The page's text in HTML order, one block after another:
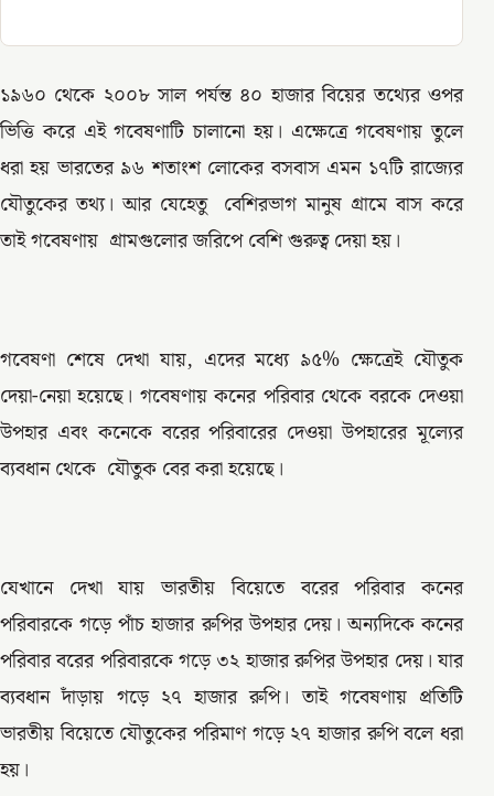
১৯৬০ থেকে ২০০৮ সাল পর্যন্ত ৪০ হাজার বিয়ের তথ্যের ওপর
ভিত্তি করে এই গবেষণাটি চালানো হয়। এক্ষেত্রে গবেষণায় তুলে
ধরা হয় ভারতের ৯৬ শতাংশ লোকের বসবাস এমন ১৭টি রাজ্যের
যৌতুকের তথ্য। আর যেহেতু বেশিরভাগ মানুষ গ্রামে বাস করে
তাই গবেষণায় গ্রামগুলোর জরিপে বেশি গুরুত্ব দেয়া হয়।
গবেষণা শেষে দেখা যায়, এদের মধ্যে ৯৫% ক্ষেত্রেই যৌতুক
দেয়া-নেয়া হয়েছে। গবেষণায় কনের পরিবার থেকে বরকে দেওয়া
উপহার এবং কনেকে বরের পরিবারের দেওয়া উপহারের মূল্যের
ব্যবধান থেকে যৌতুক বের করা হয়েছে।
যেখানে দেখা যায় ভারতীয় বিয়েতে বরের পরিবার কনের
পরিবারকে গড়ে পাঁচ হাজার রুপির উপহার দেয়। অন্যদিকে কনের
পরিবার বরের পরিবারকে গড়ে ৩২ হাজার রুপির উপহার দেয়। যার
ব্যবধান দাঁড়ায় গড়ে ২৭ হাজার রুপি। তাই গবেষণায় প্রতিটি
ভারতীয় বিয়েতে যৌতুকের পরিমাণ গড়ে ২৭ হাজার রুপি বলে ধরা
হয়।